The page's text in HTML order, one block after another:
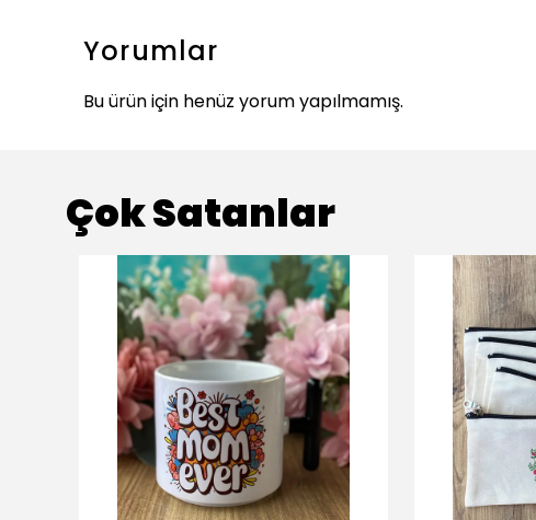
Yorumlar
Bu ürün için henüz yorum yapılmamış.
Çok Satanlar